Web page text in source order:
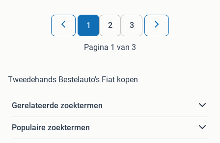
1 2 3
Pagina 1 van 3
Tweedehands Bestelauto's Fiat kopen
Gerelateerde zoektermen
Populaire zoektermen